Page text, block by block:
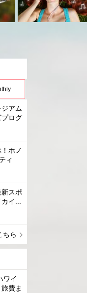
アム
ログ
ホノ
ィ
スポ
イ...
ちら
ワイ
費ま